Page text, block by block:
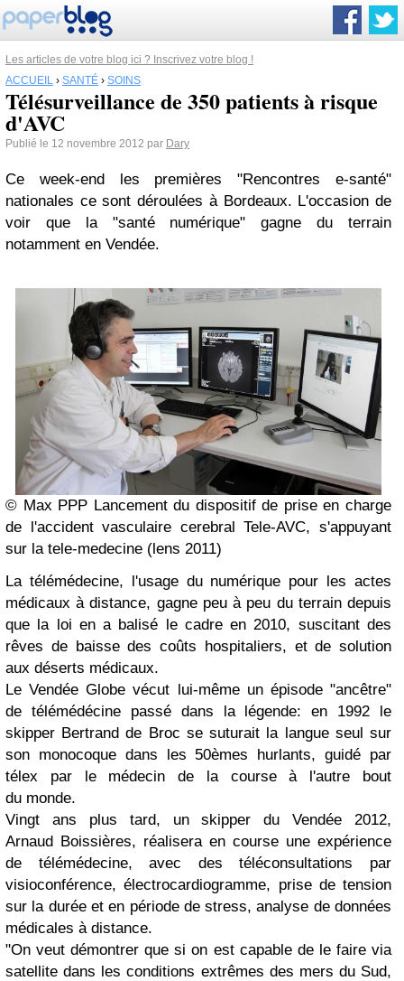
Les articles de votre blog ici ? Inscrivez votre blog !
ACCUEIL › SANTÉ › SOINS
Télésurveillance de 350 patients à risque
d'AVC
Publié le 12 novembre 2012 par Dary
Ce week-end les premières "Rencontres e-santé"
nationales ce sont déroulées à Bordeaux. L'occasion de
voir que la "santé numérique" gagne du terrain
notamment en Vendée.
© Max PPP Lancement du dispositif de prise en charge
de l'accident vasculaire cerebral Tele-AVC, s'appuyant
sur la tele-medecine (lens 2011)
La télémédecine, l'usage du numérique pour les actes
médicaux à distance, gagne peu à peu du terrain depuis
que la loi en a balisé le cadre en 2010, suscitant des
rêves de baisse des coûts hospitaliers, et de solution
aux déserts médicaux.
Le Vendée Globe vécut lui-même un épisode "ancêtre"
de télémédécine passé dans la légende: en 1992 le
skipper Bertrand de Broc se suturait la langue seul sur
son monocoque dans les 50èmes hurlants, guidé par
télex par le médecin de la course à l'autre bout
du monde.
Vingt ans plus tard, un skipper du Vendée 2012,
Arnaud Boissières, réalisera en course une expérience
de télémédecine, avec des téléconsultations par
visioconférence, électrocardiogramme, prise de tension
sur la durée et en période de stress, analyse de données
médicales à distance.
"On veut démontrer que si on est capable de le faire via
satellite dans les conditions extrêmes des mers du Sud,